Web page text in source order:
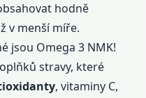
hodně
v menší míře.
jsou Omega 3 NMK!
stravy, které
, vitaminy C,